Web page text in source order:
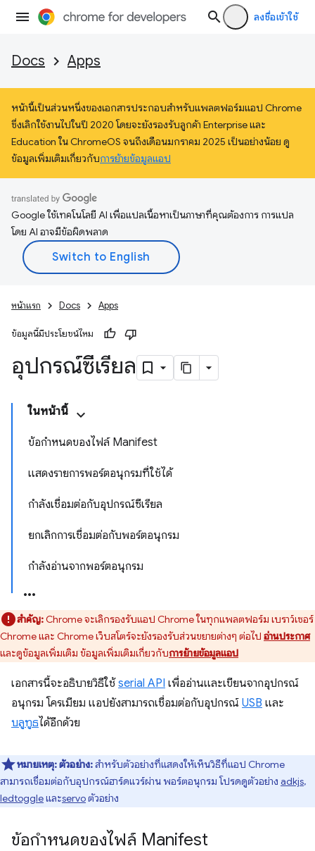
ลงชื่อเข้าใช้
Docs Apps
หน้านี้เป็นส่วนหนึ่งของเอกสารประกอบสำหรับแพลตฟอร์มแอป Chrome
ซึ่งเลิกใช้งานไปในปี 2020 โดยจะยังรองรับลูกค้า Enterprise และ
Education ใน ChromeOS จนถึงเดือนมกราคม 2025 เป็นอย่างน้อย ดู
ข้อมูลเพิ่มเติมเกี่ยวกับการย้ายข้อมูลแอป
Google ใช้เทคโนโลยี AI เพื่อแปลเนื้อหาเป็นภาษาที่คุณต้องการ การแปล
โดย AI อาจมีข้อผิดพลาด
หน้าแรก Docs Apps
ข้อมูลนี้มีประโยชน์ไหม
อุปกรณ์ซีเรียล
ในหน้านี้
ข้อกำหนดของไฟล์ Manifest
แสดงรายการพอร์ตอนุกรมที่ใช้ได้
กำลังเชื่อมต่อกับอุปกรณ์ซีเรียล
ยกเลิกการเชื่อมต่อกับพอร์ตอนุกรม
กำลังอ่านจากพอร์ตอนุกรม
สำคัญ:Chrome จะเลิกรองรับแอป Chrome ในทุกแพลตฟอร์ม เบราว์เซอร์
Chrome และ Chrome เว็บสโตร์จะยังรองรับส่วนขยายต่างๆ ต่อไป อ่านประกาศ
และดูข้อมูลเพิ่มเติม ข้อมูลเพิ่มเติมเกี่ยวกับการย้ายข้อมูลแอป
เอกสารนี้จะอธิบายวิธีใช้ serial API เพื่ออ่านและเขียนจากอุปกรณ์
อนุกรม โครเมียม แอปยังสามารถเชื่อมต่อกับอุปกรณ์ USB และ
บลูทูธได้อีกด้วย
หมายเหตุ:ตัวอย่าง:สำหรับตัวอย่างที่แสดงให้เห็นวิธีที่แอป Chrome
สามารถเชื่อมต่อกับอุปกรณ์ฮาร์ดแวร์ผ่าน พอร์ตอนุกรม โปรดดูตัวอย่าง adkjs,
ledtoggleและservoตัวอย่าง
ข้อกำหนดของไฟล์ Manifest